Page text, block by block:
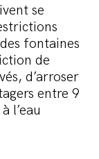
se
fontaines
de
d’arroser
entre 9
l’eau